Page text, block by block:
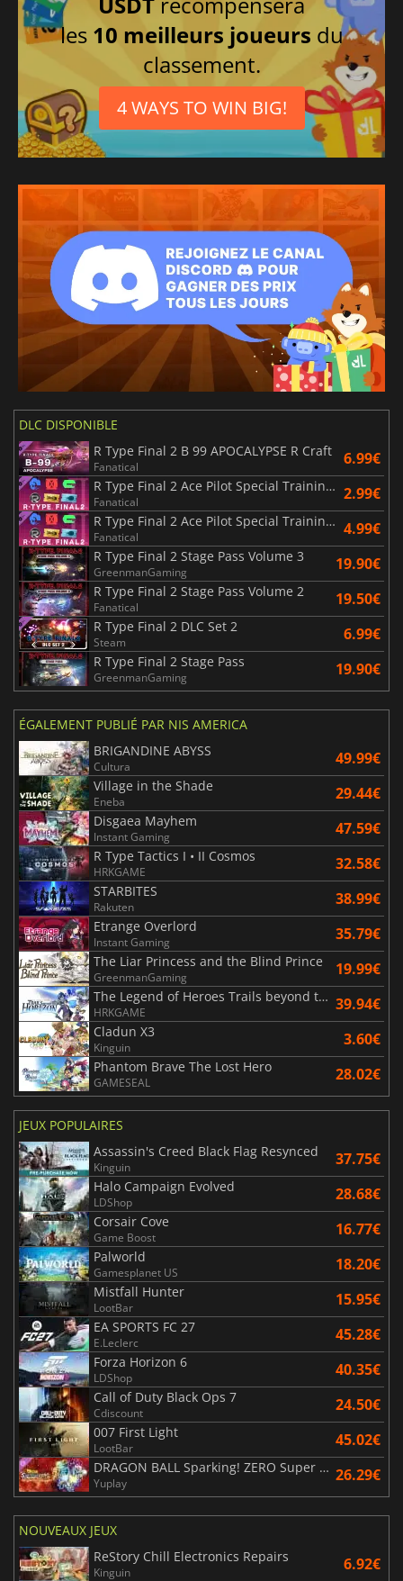
les 10 meilleurs joueurs du
classement.
4 WAYS TO WIN BIG!
DLC DISPONIBLE
R Type Final 2 B 99 APOCALYPSE R Craft
Fanatical 6.99€
R Type Final 2 Ace Pilot Special Training Pack I
Fanatical 2.99€
R Type Final 2 Ace Pilot Special Training Pack II
Fanatical 4.99€
R Type Final 2 Stage Pass Volume 3
GreenmanGaming 19.90€
R Type Final 2 Stage Pass Volume 2
Fanatical 19.50€
R Type Final 2 DLC Set 2
Steam 6.99€
R Type Final 2 Stage Pass
GreenmanGaming 19.90€
ÉGALEMENT PUBLIÉ PAR NIS AMERICA
BRIGANDINE ABYSS
Cultura 49.99€
Village in the Shade
Eneba 29.44€
Disgaea Mayhem
Instant Gaming 47.59€
R Type Tactics I • II Cosmos
HRKGAME 32.58€
STARBITES
Rakuten 38.99€
Etrange Overlord
Instant Gaming 35.79€
The Liar Princess and the Blind Prince
GreenmanGaming 19.99€
The Legend of Heroes Trails beyond the Horizon
HRKGAME 39.94€
Cladun X3
Kinguin 3.60€
Phantom Brave The Lost Hero
GAMESEAL 28.02€
JEUX POPULAIRES
Assassin's Creed Black Flag Resynced
Kinguin 37.75€
Halo Campaign Evolved
LDShop 28.68€
Corsair Cove
Game Boost 16.77€
Palworld
Gamesplanet US 18.20€
Mistfall Hunter
LootBar 15.95€
EA SPORTS FC 27
E.Leclerc 45.28€
Forza Horizon 6
LDShop 40.35€
Call of Duty Black Ops 7
Cdiscount 24.50€
007 First Light
LootBar 45.02€
DRAGON BALL Sparking! ZERO Super Limit Breaking NEO
Yuplay 26.29€
NOUVEAUX JEUX
ReStory Chill Electronics Repairs
Kinguin 6.92€